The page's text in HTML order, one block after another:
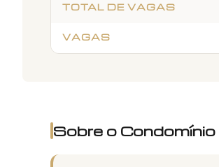
TOTAL DE VAGAS
VAGAS
Sobre o Condomínio